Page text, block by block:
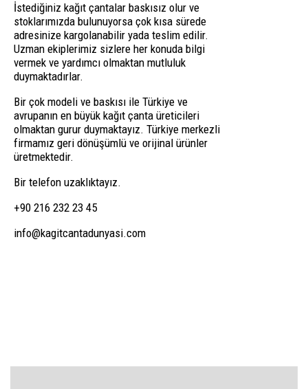
İstediğiniz kağıt çantalar baskısız olur ve
stoklarımızda bulunuyorsa çok kısa sürede
adresinize kargolanabilir yada teslim edilir.
Uzman ekiplerimiz sizlere her konuda bilgi
vermek ve yardımcı olmaktan mutluluk
duymaktadırlar.
Bir çok modeli ve baskısı ile Türkiye ve
avrupanın en büyük kağıt çanta üreticileri
olmaktan gurur duymaktayız. Türkiye merkezli
firmamız geri dönüşümlü ve orijinal ürünler
üretmektedir.
Bir telefon uzaklıktayız.
+90 216 232 23 45
info@kagitcantadunyasi.com